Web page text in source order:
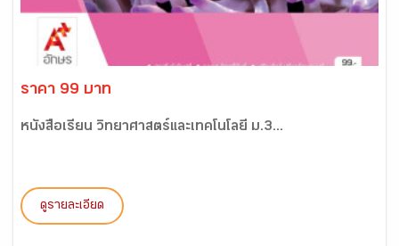
ราคา 99 บาท
หนังสือเรียน วิทยาศาสตร์และเทคโนโลยี ม.3...
ดูรายละเอียด